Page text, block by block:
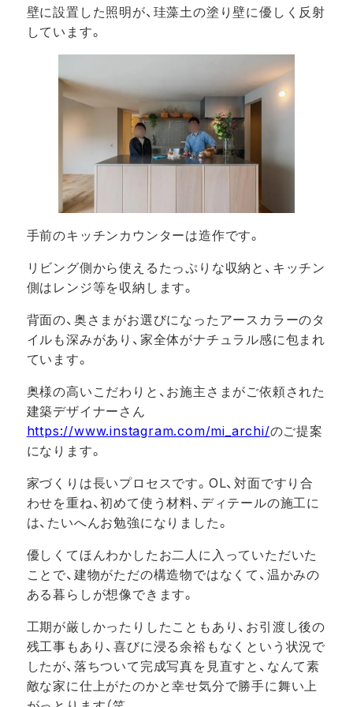
壁に設置した照明が、珪藻土の塗り壁に優しく反射
しています。
手前のキッチンカウンターは造作です。
リビング側から使えるたっぷりな収納と、キッチン
側はレンジ等を収納します。
背面の、奥さまがお選びになったアースカラーのタ
イルも深みがあり、家全体がナチュラル感に包まれ
ています。
奥様の高いこだわりと、お施主さまがご依頼された
建築デザイナーさん
https://www.instagram.com/mi_archi/のご提案
になります。
家づくりは長いプロセスです。OL、対面ですり合
わせを重ね、初めて使う材料、ディテールの施工に
は、たいへんお勉強になりました。
優しくてほんわかしたお二人に入っていただいた
ことで、建物がただの構造物ではなくて、温かみの
ある暮らしが想像できます。
工期が厳しかったりしたこともあり、お引渡し後の
残工事もあり、喜びに浸る余裕もなくという状況で
したが、落ちついて完成写真を見直すと、なんて素
敵な家に仕上がたのかと幸せ気分で勝手に舞い上